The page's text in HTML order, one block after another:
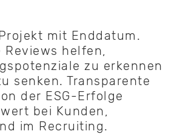
mit Enddatum.
Reviews helfen,
zu erkennen
senken. Transparente
der ESG-Erfolge
bei Kunden,
im Recruiting.